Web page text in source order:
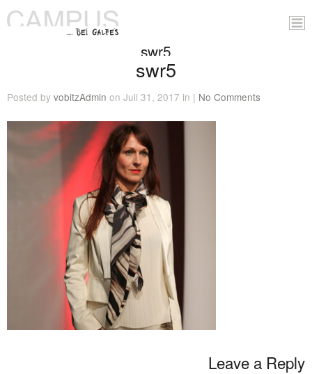
swr5
swr5
Posted by vobitzAdmin on Juli 31, 2017 in | No Comments
Leave a Reply